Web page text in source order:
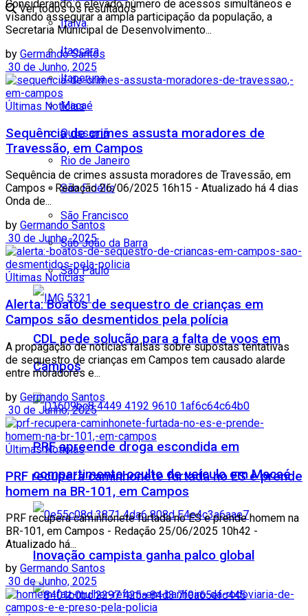
Italva
Itaocara
Itaperuna
Macaé
Quissamã
Rio de Janeiro
São Fidélis
São Francisco
São João da Barra
São Paulo
CDL pede solução para a falta de voos em
Campos
PRF apreende droga escondida em
compartimento oculto de veículo em Macaé
Inovação campista ganha palco global
Ver todos os resultados
Considerando o elevado número de acessos simultâneos e
visando assegurar a ampla participação da população, a
Secretaria Municipal de Desenvolvimento...
by Germando Santos
30 de Junho, 2025
Últimas Notícias
Sequência de crimes assusta moradores de
Travessão, em Campos
Sequência de crimes assusta moradores de Travessão, em
Campos - Redação 26/06/2025 16h15 - Atualizado há 4 dias
Onda de...
by Germando Santos
30 de Junho, 2025
Últimas Notícias
Alerta: Boatos de sequestro de crianças em
Campos são desmentidos pela polícia
A propagação de notícias falsas sobre supostas tentativas
de sequestro de crianças em Campos tem causado alarde
entre moradores e...
by Germando Santos
30 de Junho, 2025
Últimas Notícias
PRF recupera caminhonete furtada no ES e prende
homem na BR-101, em Campos
PRF recupera caminhonete furtada no ES e prende homem na
BR-101, em Campos - Redação 25/06/2025 10h42 -
Atualizado há...
by Germando Santos
30 de Junho, 2025